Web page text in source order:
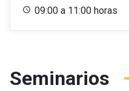
09:00 a 11:00 horas
Seminarios